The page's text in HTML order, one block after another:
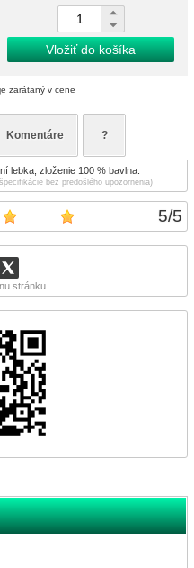
5/5
stránku
Vložiť do košíka
zarátaný v cene
Komentáre ?
lebka, zloženie 100 % bavlna.
bez predošlého upozornenia)